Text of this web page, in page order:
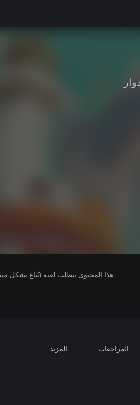
هذا المحتوى يتطلب لعبة (تُباع بشكل
المراجعات المزيد